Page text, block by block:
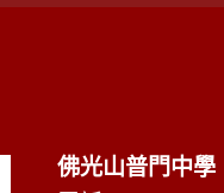
佛光山普門中學